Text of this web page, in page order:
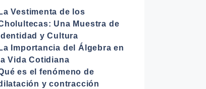
La Vestimenta de los
Una Muestra de
Identidad y Cultura
La Importancia del Álgebra en
la Vida Cotidiana
es el fenómeno de
y contracción